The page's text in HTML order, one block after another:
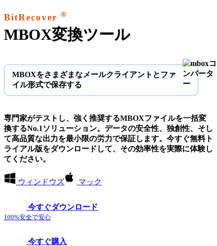
BitRecover ®
MBOX変換ツール
MBOXをさまざまなメールクライアントとファ
イル形式で保存する
専門家がテストし、強く推奨するMBOXファイルを一括変
換するNo.1ソリューション。データの安全性、独創性、そし
て高品質な出力を最小限の労力で保証します。今すぐ無料ト
ライアル版をダウンロードして、その効率性を実際に体験し
てください。
ウィンドウズ マック
今すぐダウンロード
100%安全で安心
今すぐ購入